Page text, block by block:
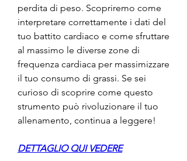
perdita di peso. Scopriremo come
interpretare correttamente i dati del
tuo battito cardiaco e come sfruttare
al massimo le diverse zone di
frequenza cardiaca per massimizzare
il tuo consumo di grassi. Se sei
curioso di scoprire come questo
strumento può rivoluzionare il tuo
allenamento, continua a leggere!
DETTAGLIO QUI VEDERE